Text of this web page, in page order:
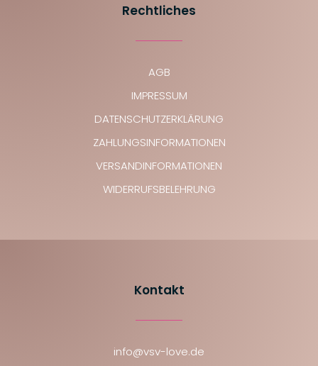
Rechtliches
AGB
IMPRESSUM
DATENSCHUTZERKLÄRUNG
ZAHLUNGSINFORMATIONEN
VERSANDINFORMATIONEN
WIDERRUFSBELEHRUNG
Kontakt
info@vsv-love.de